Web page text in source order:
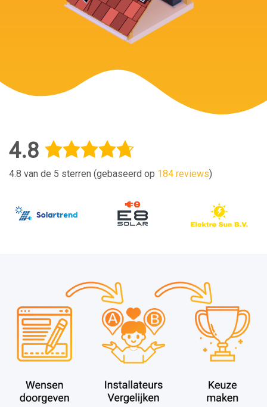
4.8
4.8 van de 5 sterren (gebaseerd op 184 reviews)